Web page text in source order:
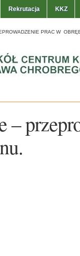
Rekrutacja KKZ
PRAC W
–